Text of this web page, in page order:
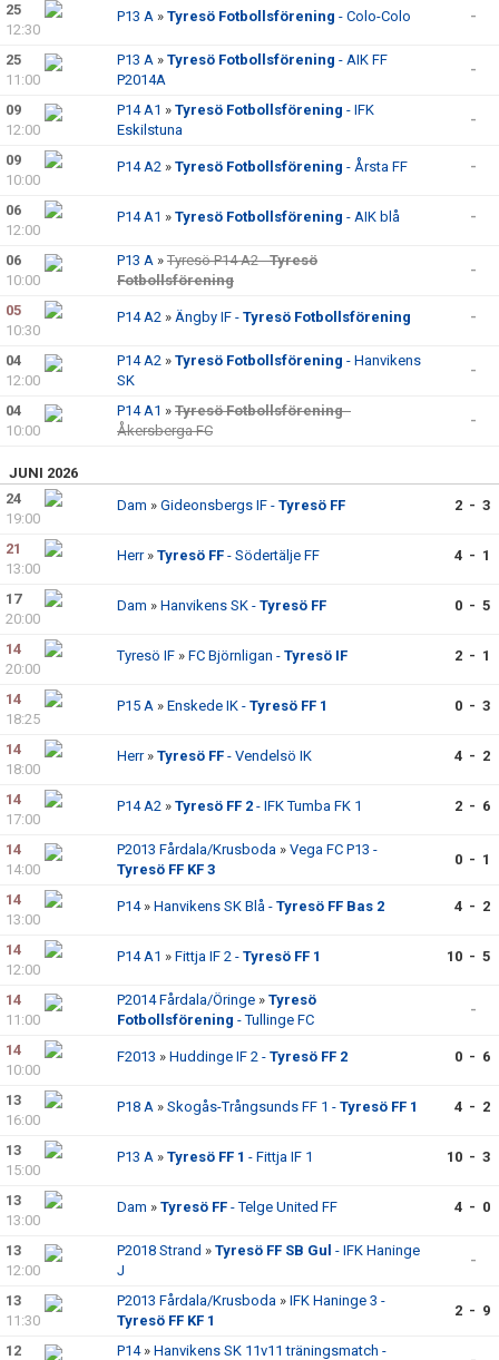
25
12:30
P13 A » Tyresö Fotbollsförening - Colo-Colo -
25
11:00
P13 A » Tyresö Fotbollsförening - AIK FF
P2014A
-
09
12:00
P14 A1 » Tyresö Fotbollsförening - IFK
Eskilstuna
-
09
10:00
P14 A2 » Tyresö Fotbollsförening - Årsta FF -
06
12:00
P14 A1 » Tyresö Fotbollsförening - AIK blå -
06
10:00
P13 A » Tyresö P14 A2 -Tyresö
Fotbollsförening
-
05
10:30
P14 A2 » Ängby IF - Tyresö Fotbollsförening -
04
12:00
P14 A2 » Tyresö Fotbollsförening - Hanvikens
SK
-
04
10:00
P14 A1 » Tyresö Fotbollsförening-
Åkersberga FC
-
JUNI 2026
24
19:00
Dam » Gideonsbergs IF - Tyresö FF 2 - 3
21
13:00
Herr» Tyresö FF - Södertälje FF 4 - 1
17
20:00
Dam » Hanvikens SK - Tyresö FF 0 - 5
14
20:00
Tyresö IF » FC Björnligan - Tyresö IF 2 - 1
14
18:25
P15 A » Enskede IK - Tyresö FF 1 0 - 3
14
18:00
Herr» Tyresö FF - Vendelsö IK 4 - 2
14
17:00
P14 A2 » Tyresö FF 2 - IFK Tumba FK 1 2 - 6
14
14:00
P2013 Fårdala/Krusboda » Vega FC P13 -
Tyresö FF KF 3
0 - 1
14
13:00
P14» Hanvikens SK Blå - Tyresö FF Bas 2 4 - 2
14
12:00
P14 A1 » Fittja IF 2 - Tyresö FF 1 10 - 5
14
11:00
P2014 Fårdala/Öringe » Tyresö
Fotbollsförening - Tullinge FC
-
14
10:00
F2013 » Huddinge IF 2 - Tyresö FF 2 0 - 6
13
16:00
P18 A » Skogås-Trångsunds FF 1 - Tyresö FF 1 4 - 2
13
15:00
P13 A » Tyresö FF 1 - Fittja IF 1 10 - 3
13
13:00
Dam » Tyresö FF - Telge United FF 4 - 0
13
12:00
P2018 Strand » Tyresö FF SB Gul - IFK Haninge
J
-
13
11:30
P2013 Fårdala/Krusboda » IFK Haninge 3 -
Tyresö FF KF 1
2 - 9
12
P14» Hanvikens SK 11v11 träningsmatch -